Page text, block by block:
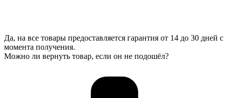
Да, на все товары предоставляется гарантия от 14 до 30 дней с
момента получения.
Можно ли вернуть товар, если он не подошёл?